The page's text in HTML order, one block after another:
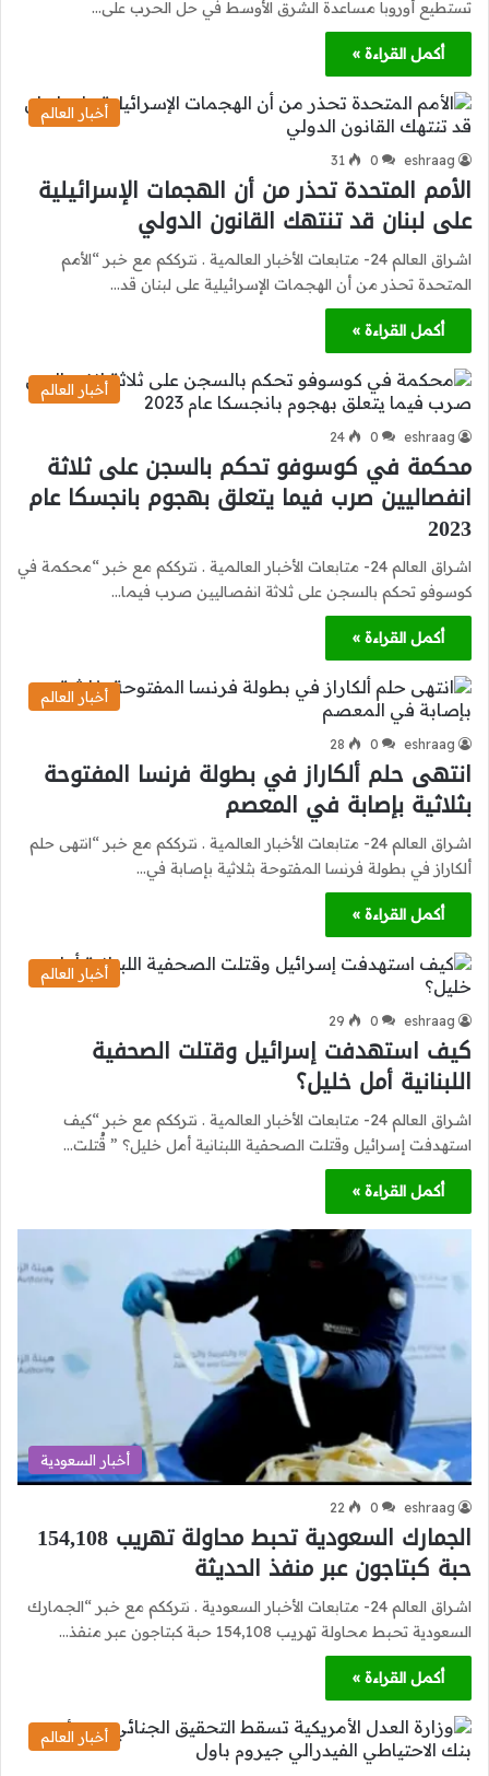
تستطيع أوروبا مساعدة الشرق الأوسط في حل الحرب على…
أكمل القراءة »
أخبار العالم
eshraag
0
31
الأمم المتحدة تحذر من أن الهجمات الإسرائيلية
على لبنان قد تنتهك القانون الدولي
اشراق العالم 24- متابعات الأخبار العالمية . نترككم مع خبر “الأمم
المتحدة تحذر من أن الهجمات الإسرائيلية على لبنان قد…
أكمل القراءة »
أخبار العالم
eshraag
0
24
محكمة في كوسوفو تحكم بالسجن على ثلاثة
انفصاليين صرب فيما يتعلق بهجوم بانجسكا عام
2023
اشراق العالم 24- متابعات الأخبار العالمية . نترككم مع خبر “محكمة في
كوسوفو تحكم بالسجن على ثلاثة انفصاليين صرب فيما…
أكمل القراءة »
أخبار العالم
eshraag
0
28
انتهى حلم ألكاراز في بطولة فرنسا المفتوحة
بثلاثية بإصابة في المعصم
اشراق العالم 24- متابعات الأخبار العالمية . نترككم مع خبر “انتهى حلم
ألكاراز في بطولة فرنسا المفتوحة بثلاثية بإصابة في…
أكمل القراءة »
أخبار العالم
eshraag
0
29
كيف استهدفت إسرائيل وقتلت الصحفية
اللبنانية أمل خليل؟
اشراق العالم 24- متابعات الأخبار العالمية . نترككم مع خبر “كيف
استهدفت إسرائيل وقتلت الصحفية اللبنانية أمل خليل؟ ” قُتلت…
أكمل القراءة »
أخبار السعودية
eshraag
0
22
الجمارك السعودية تحبط محاولة تهريب 154,108
حبة كبتاجون عبر منفذ الحديثة
اشراق العالم 24- متابعات الأخبار السعودية . نترككم مع خبر “الجمارك
السعودية تحبط محاولة تهريب 154,108 حبة كبتاجون عبر منفذ…
أكمل القراءة »
أخبار العالم